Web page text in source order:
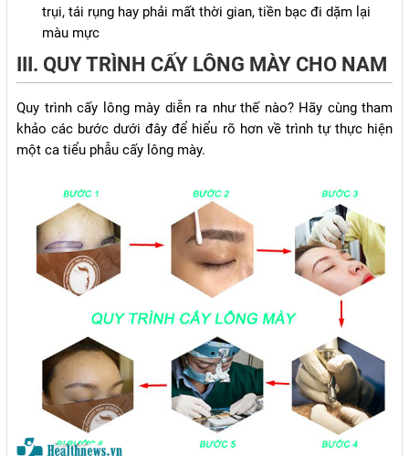
trụi, tái rụng hay phải mất thời gian, tiền bạc đi dặm lại
màu mực
III. QUY TRÌNH CẤY LÔNG MÀY CHO NAM
Quy trình cấy lông mày diễn ra như thế nào? Hãy cùng tham
khảo các bước dưới đây để hiểu rõ hơn về trình tự thực hiện
một ca tiểu phẫu cấy lông mày.